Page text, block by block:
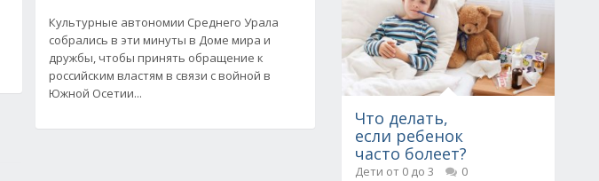
Культурные автономии Среднего Урала
собрались в эти минуты в Доме мира и
дружбы, чтобы принять обращение к
российским властям в связи с войной в
Южной Осетии...
Что делать,
если ребенок
часто болеет?
Дети от 0 до 3
0